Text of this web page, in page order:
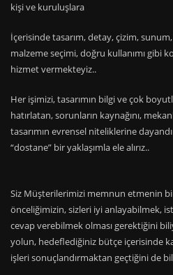
kişi ve kuruluşlara
İçerisinde tasarım, detay, çizim,
malzeme seçimi, doğru kullanımı gibi
hizmet vermekteyiz..
Her işimizi, tasarımın bilgi ve çok
hatırlatan, sorunların kaynağını,
tasarımın evrensel niteliklerine
“dostane” bir yaklaşımla ele alırız..
Siz Müşterilerimizi memnun etmenin
önceliğimizin, sizleri iyi anlayabilmek,
cevap verebilmek olması gerektiğini
yolun, hedeflediğiniz bütçe içerisinde
işleri sonuçlandırmaktan geçtiğini de